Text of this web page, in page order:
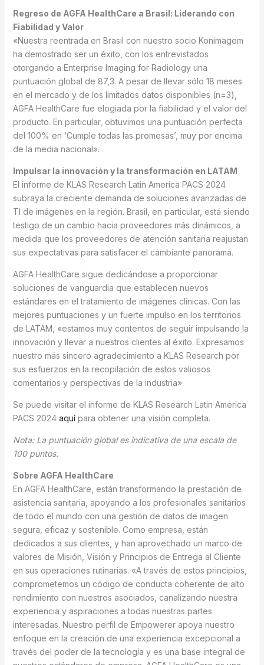
Regreso de AGFA HealthCare a Brasil: Liderando con
Fiabilidad y Valor
«Nuestra reentrada en Brasil con nuestro socio Konimagem
ha demostrado ser un éxito, con los entrevistados
otorgando a Enterprise Imaging for Radiology una
puntuación global de 87,3. A pesar de llevar sólo 18 meses
en el mercado y de los limitados datos disponibles (n=3),
AGFA HealthCare fue elogiada por la fiabilidad y el valor del
producto. En particular, obtuvimos una puntuación perfecta
del 100% en ‘Cumple todas las promesas’, muy por encima
de la media nacional».
Impulsar la innovación y la transformación en LATAM
El informe de KLAS Research Latin America PACS 2024
subraya la creciente demanda de soluciones avanzadas de
TI de imágenes en la región. Brasil, en particular, está siendo
testigo de un cambio hacia proveedores más dinámicos, a
medida que los proveedores de atención sanitaria reajustan
sus expectativas para satisfacer el cambiante panorama.
AGFA HealthCare sigue dedicándose a proporcionar
soluciones de vanguardia que establecen nuevos
estándares en el tratamiento de imágenes clínicas. Con las
mejores puntuaciones y un fuerte impulso en los territorios
de LATAM, «estamos muy contentos de seguir impulsando la
innovación y llevar a nuestros clientes al éxito. Expresamos
nuestro más sincero agradecimiento a KLAS Research por
sus esfuerzos en la recopilación de estos valiosos
comentarios y perspectivas de la industria».
Se puede visitar el informe de KLAS Research Latin America
PACS 2024 aquípara obtener una visión completa.
Nota: La puntuación global es indicativa de una escala de
100 puntos.
Sobre AGFA HealthCare
En AGFA HealthCare, están transformando la prestación de
asistencia sanitaria, apoyando a los profesionales sanitarios
de todo el mundo con una gestión de datos de imagen
segura, eficaz y sostenible. Como empresa, están
dedicados a sus clientes, y han aprovechado un marco de
valores de Misión, Visión y Principios de Entrega al Cliente
en sus operaciones rutinarias. «A través de estos principios,
comprometemos un código de conducta coherente de alto
rendimiento con nuestros asociados, canalizando nuestra
experiencia y aspiraciones a todas nuestras partes
interesadas. Nuestro perfil de Empowerer apoya nuestro
enfoque en la creación de una experiencia excepcional a
través del poder de la tecnología y es una base integral de